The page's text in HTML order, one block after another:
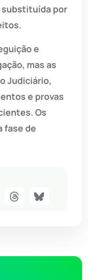
substituída por
e
mas as
Judiciário,
e provas
Os
fase de